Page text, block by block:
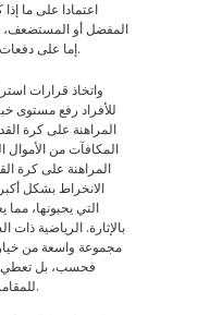
اعتمادا على ما إذا
المفضل أو
إما على دفعات أعلى أو أقل.
واتخاذ قرارات
للأفراد رفع مستوى
المراهنة على كرة
المكافآت من الأموال
المراهنة على كرة
الانخراط بشكل
التي يحبونها،
بالإثارة. الرياضية ذات
مجموعة واسعة من
فحسب، بل تعطي
للمقامرة المسؤولة.